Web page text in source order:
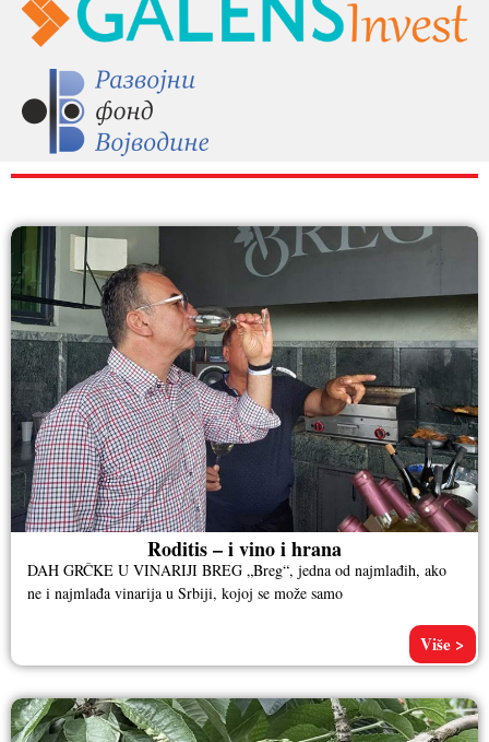
RAZNO
Roditis – i vino i hrana
DAH GRČKE U VINARIJI BREG „Breg“, jedna od najmlađih, ako
ne i najmlađa vinarija u Srbiji, kojoj se može samo
Više >